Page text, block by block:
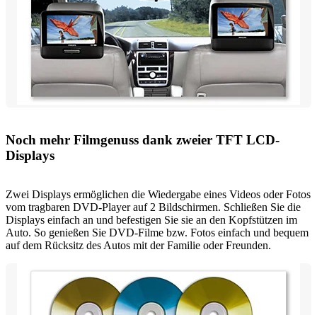
Noch mehr Filmgenuss dank zweier TFT LCD-
Displays
Zwei Displays ermöglichen die Wiedergabe eines Videos oder Fotos
vom tragbaren DVD-Player auf 2 Bildschirmen. Schließen Sie die
Displays einfach an und befestigen Sie sie an den Kopfstützen im
Auto. So genießen Sie DVD-Filme bzw. Fotos einfach und bequem
auf dem Rücksitz des Autos mit der Familie oder Freunden.